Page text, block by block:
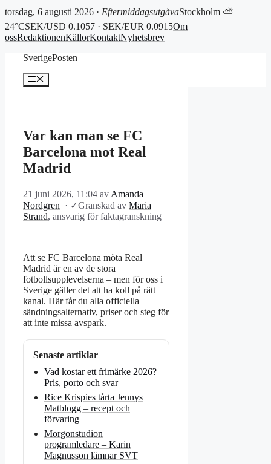
torsdag, 6 augusti 2026 · EftermiddagsutgåvaStockholm ⛅
24°CSEK/USD 0.1057 · SEK/EUR 0.0915Om
ossRedaktionenKällorKontaktNyhetsbrev
SverigePosten
Meny
Var kan man se FC
Barcelona mot Real
Madrid
21 juni 2026, 11:04 av Amanda
Nordgren
· ✓Granskad av Maria
Strand, ansvarig för faktagranskning
Att se FC Barcelona möta Real
Madrid är en av de stora
fotbollsupplevelserna – men för oss i
Sverige gäller det att ha koll på rätt
kanal. Här får du alla officiella
sändningsalternativ, priser och steg för
att inte missa avspark.
Senaste artiklar
Vad kostar ett frimärke 2026?
Pris, porto och svar
Rice Krispies tårta Jennys
Matblogg – recept och
förvaring
Morgonstudion
programledare – Karin
Magnusson lämnar SVT